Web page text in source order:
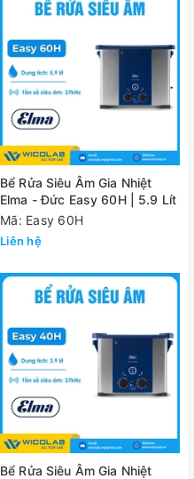
Bể Rửa Siêu Âm Gia Nhiệt
Elma - Đức Easy 60H | 5.9 Lít
Mã: Easy 60H
Liên hệ
Bể Rửa Siêu Âm Gia Nhiệt